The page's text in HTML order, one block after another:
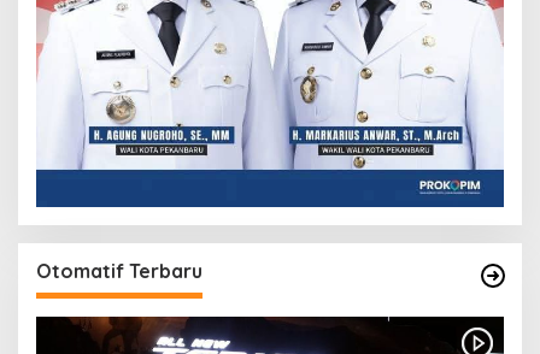
Otomatif Terbaru